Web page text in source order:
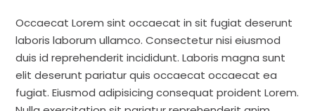
Occaecat Lorem sint occaecat in sit fugiat deserunt
laboris laborum ullamco. Consectetur nisi eiusmod
duis id reprehenderit incididunt. Laboris magna sunt
elit deserunt pariatur quis occaecat occaecat ea
fugiat. Eiusmod adipisicing consequat proident Lorem.